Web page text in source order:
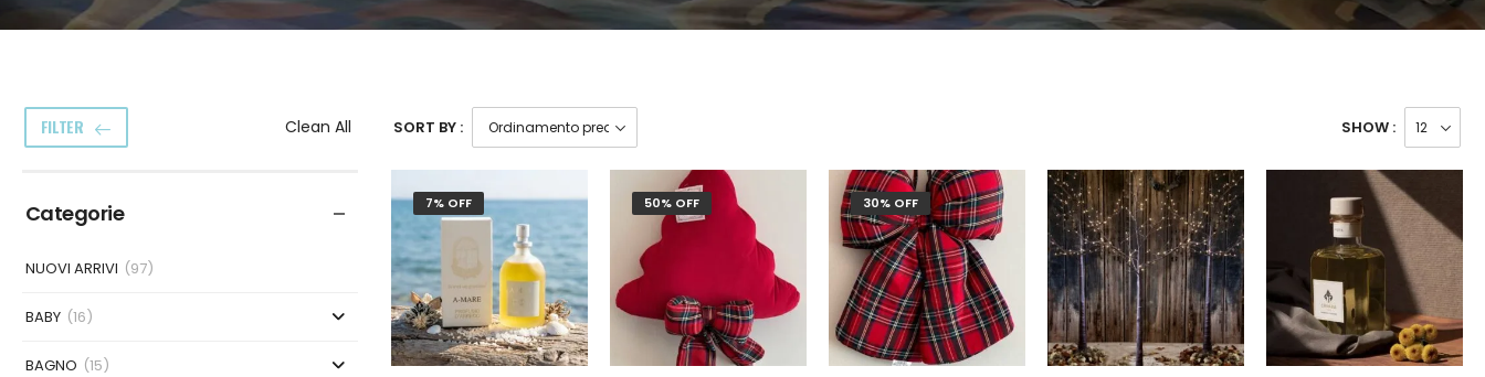
FILTER Clean All
Categorie
NUOVI ARRIVI (97)
BABY (16)
BAGNO (15)
SORT BY : SHOW :
7% OFF 50% OFF 30% OFF